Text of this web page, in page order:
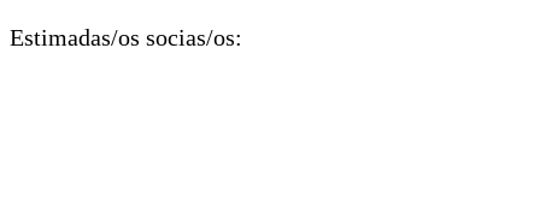
Estimadas/os socias/os: